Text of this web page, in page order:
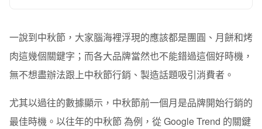
不二緻果 — 最直接、切合品牌的節慶行銷
台灣艾爾啤酒 — 讓消費者主動宣傳，增進品牌行銷力道
一說到中秋節，大家腦海裡浮現的應該都是團圓、月餅和烤
肉這幾個關鍵字；而各大品牌當然也不能錯過這個好時機，
無不想盡辦法跟上中秋節行銷、製造話題吸引消費者。
尤其以過往的數據顯示，中秋節前一個月是品牌開始行銷的
最佳時機。以往年的中秋節 為例，從 Google Trend 的關鍵